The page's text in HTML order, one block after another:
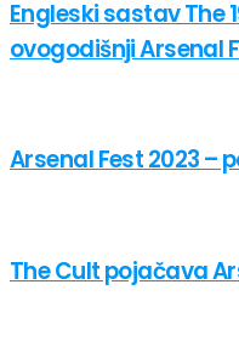
Engleski sastav The
ovogodišnji Arsenal
Arsenal Fest 2023
The Cult pojačava